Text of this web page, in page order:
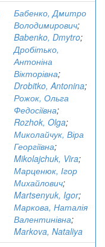
Бабенко, Дмитро
Володимирович;
Babenko, Dmytro;
Дробітько,
Антоніна
Вікторівна;
Drobitko, Antonina;
Рожок, Ольга
Федосіївна;
Rozhok, Olga;
Миколайчук, Віра
Георгіївна;
Mikolajchuk, Vira;
Марценюк, Ігор
Михайлович;
Martsenyuk, Igor;
Маркова, Наталія
Валентинівна;
Markova, Nataliya